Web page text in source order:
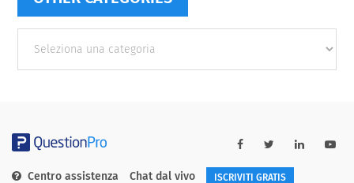
categories
Centro assistenza Chat dal vivo ISCRIVITI GRATIS